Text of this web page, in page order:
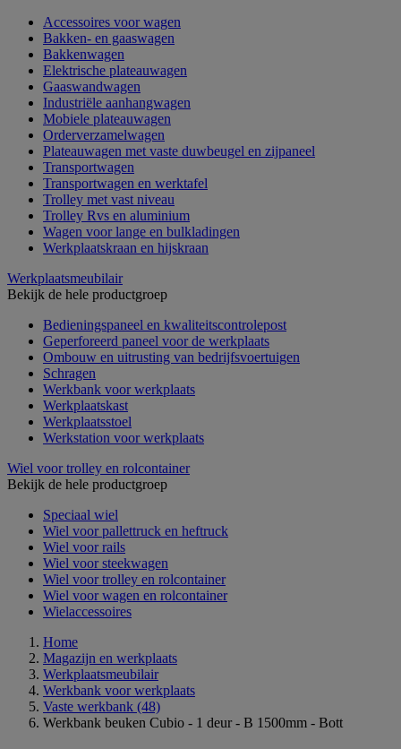
Accessoires voor wagen
Bakken- en gaaswagen
Bakkenwagen
Elektrische plateauwagen
Gaaswandwagen
Industriële aanhangwagen
Mobiele plateauwagen
Orderverzamelwagen
Plateauwagen met vaste duwbeugel en zijpaneel
Transportwagen
Transportwagen en werktafel
Trolley met vast niveau
Trolley Rvs en aluminium
Wagen voor lange en bulkladingen
Werkplaatskraan en hijskraan
Werkplaatsmeubilair
Bekijk de hele productgroep
Bedieningspaneel en kwaliteitscontrolepost
Geperforeerd paneel voor de werkplaats
Ombouw en uitrusting van bedrijfsvoertuigen
Schragen
Werkbank voor werkplaats
Werkplaatskast
Werkplaatsstoel
Werkstation voor werkplaats
Wiel voor trolley en rolcontainer
Bekijk de hele productgroep
Speciaal wiel
Wiel voor pallettruck en heftruck
Wiel voor rails
Wiel voor steekwagen
Wiel voor trolley en rolcontainer
Wiel voor wagen en rolcontainer
Wielaccessoires
Home
Magazijn en werkplaats
Werkplaatsmeubilair
Werkbank voor werkplaats
Vaste werkbank (48)
Werkbank beuken Cubio - 1 deur - B 1500mm - Bott